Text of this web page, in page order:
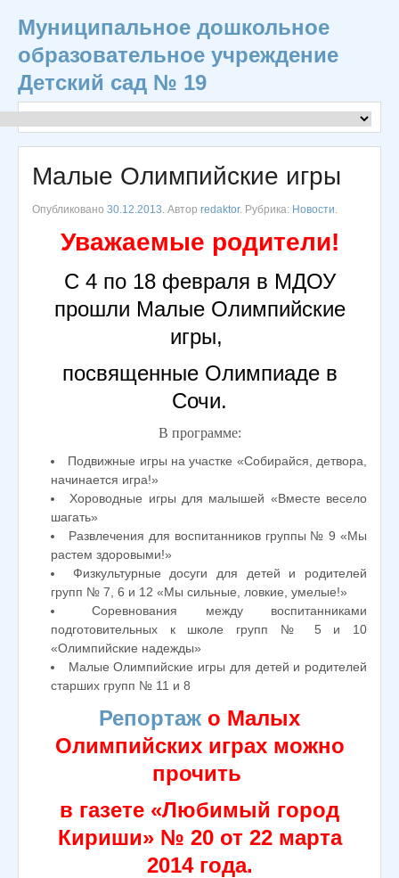
Муниципальное дошкольное
образовательное учреждение
Детский сад № 19
Малые Олимпийские игры
Опубликовано 30.12.2013. Автор redaktor. Рубрика: Новости.
Уважаемые родители!
С 4 по 18 февраля в МДОУ
прошли Малые Олимпийские
игры,
посвященные Олимпиаде в
Сочи.
В программе:
Подвижные игры на участке «Собирайся, детвора,
начинается игра!»
Хороводные игры для малышей «Вместе весело
шагать»
Развлечения для воспитанников группы № 9 «Мы
растем здоровыми!»
Физкультурные досуги для детей и родителей
групп № 7, 6 и 12 «Мы сильные, ловкие, умелые!»
Соревнования между воспитанниками
подготовительных к школе групп № 5 и 10
«Олимпийские надежды»
Малые Олимпийские игры для детей и родителей
старших групп № 11 и 8
Репортаж о Малых
Олимпийских играх можно
прочить
в газете «Любимый город
Кириши» № 20 от 22 марта
2014 года.